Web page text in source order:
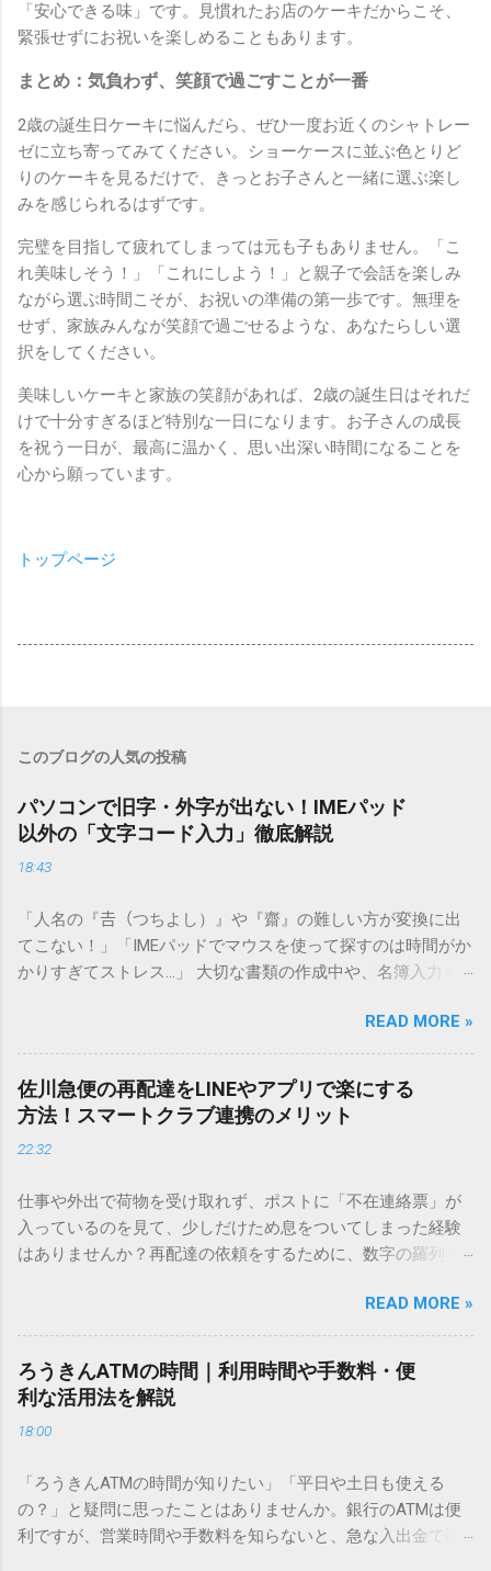
「安心できる味」です。見慣れたお店のケーキだからこそ、
緊張せずにお祝いを楽しめることもあります。
まとめ：気負わず、笑顔で過ごすことが一番
2歳の誕生日ケーキに悩んだら、ぜひ一度お近くのシャトレー
ゼに立ち寄ってみてください。ショーケースに並ぶ色とりど
りのケーキを見るだけで、きっとお子さんと一緒に選ぶ楽し
みを感じられるはずです。
完璧を目指して疲れてしまっては元も子もありません。「こ
れ美味しそう！」「これにしよう！」と親子で会話を楽しみ
ながら選ぶ時間こそが、お祝いの準備の第一歩です。無理を
せず、家族みんなが笑顔で過ごせるような、あなたらしい選
択をしてください。
美味しいケーキと家族の笑顔があれば、2歳の誕生日はそれだ
けで十分すぎるほど特別な一日になります。お子さんの成長
を祝う一日が、最高に温かく、思い出深い時間になることを
心から願っています。
トップページ
このブログの人気の投稿
パソコンで旧字・外字が出ない！IMEパッド
以外の「文字コード入力」徹底解説
18:43
「人名の『𠮷（つちよし）』や『齋』の難しい方が変換に出
てこない！」「IMEパッドでマウスを使って探すのは時間がか
かりすぎてストレス…」 大切な書類の作成中や、名簿入力を
てしまいますよね。多くの人が「IMEパッド（手書き入力）」
を使いますが、実はマウスで一画ずつ書くのは非効率です
し、似た漢字が多すぎて結局見つからないことも少なくあり
ません。 そこで今回は、IMEパッドを使わずに、特定のコー
ドを打ち込むだけで一瞬で旧字や外字、特殊記号を呼び出す
「文字コード入力」のテクニックを詳しく解説します。 この
必要はありません。 1. なぜ「変換」しても旧字・外字が出て
こないのか？ そもそも、なぜ普通の変換で出てこない漢字が
あるのでしょうか。その理由は、パソコンが文字を認識する
は、JIS規格（日本産業規格）によって「第1水準」「第2水
準」といった形で整理されています。しかし、人名や地名に
使われる非常に古い漢字（旧字）や、特定の組織だけで作ら
れた「外字」は、この一般的な変換リストに含まれていない
ン上のすべての文字には、いわば「住所」のような番号が割
り振られています。変換候補に出ない文字でも、この住所
（コード）を直接指定すれば、確実に呼び出すことができる
のです。 2. Windows標準機能！文字コードで漢字を出す「16
READ MORE »
佐川急便の再配達をLINEやアプリで楽にする
方法！スマートクラブ連携のメリット
22:32
仕事や外出で荷物を受け取れず、ポストに「不在連絡票」が
入っているのを見て、少しだけため息をついてしまった経験
はありませんか？再配達の依頼をするために、数字の羅列を
ことに申し訳なさを感じたりすることもあるかもしれませ
ん。 「もっとスムーズに、自分のタイミングで受け取りた
い」 「わざわざ電話をかけずに、スマホ一つで完結させた
い」 そんな願いを叶えてくれるのが、佐川急便の会員制サー
ビス「スマートクラブ」と、LINEや公式アプリの連携です。
これらを活用するだけで、再配達のストレスは驚くほど軽く
受け取り術と、連携による具体的なメリットを徹底解説しま
す。 佐川急便の再配達が劇的に変わる「スマートクラブ」と
は？ まず押さえておきたいのが、佐川急便の個人向け無料会
READ MORE »
ろうきんATMの時間｜利用時間や手数料・便
利な活用法を解説
18:00
「ろうきんATMの時間が知りたい」「平日や土日も使える
の？」と疑問に思ったことはありませんか。銀行のATMは便
利ですが、営業時間や手数料を知らないと、急な入出金で困